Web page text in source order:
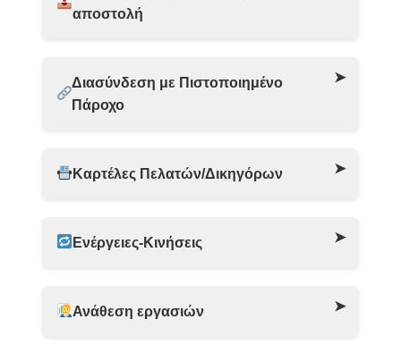
αποστολή
Διασύνδεση με Πιστοποιημένο
Πάροχο
Καρτέλες Πελατών/Δικηγόρων
Ενέργειες-Κινήσεις
Ανάθεση εργασιών